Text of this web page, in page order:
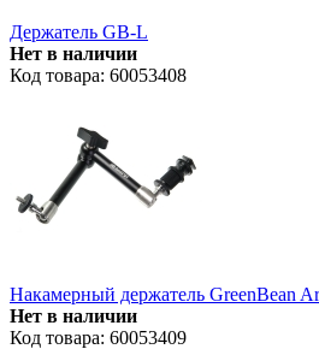
Держатель GB-L
Нет в наличии
Код товара: 60053408
Накамерный держатель GreenBean
Нет в наличии
Код товара: 60053409